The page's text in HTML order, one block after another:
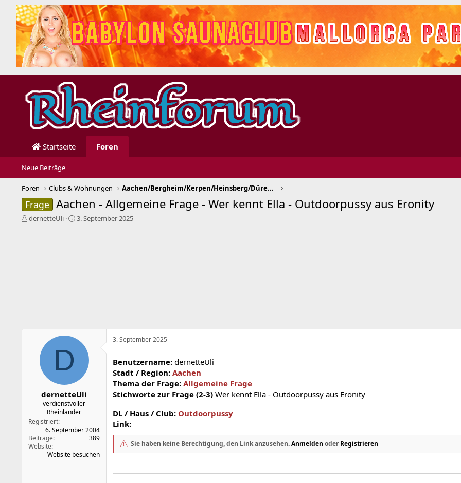
Startseite Foren
Neue Beiträge
Foren Clubs & Wohnungen Aachen/Bergheim/Kerpen/Heinsberg/Düren/Euskirchen
Frage Aachen - Allgemeine Frage - Wer kennt Ella - Outdoorpussy aus Eronity
E
dernetteUli
E
3. September 2025
D
dernetteUli
verdienstvoller
Rheinländer
Registriert
6. September 2004
Beiträge
389
Website
Website besuchen
3. September 2025
Benutzername: dernetteUli
Stadt / Region: Aachen
Thema der Frage: Allgemeine Frage
Stichworte zur Frage (2-3) Wer kennt Ella - Outdoorpussy aus Eronity
DL / Haus / Club: Outdoorpussy
Link:
Sie haben keine Berechtigung, den Link anzusehen.Anmelden oderRegistrieren